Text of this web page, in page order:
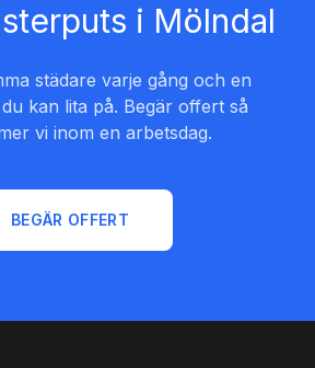
i Mölndal
städare varje gång och en
kan lita på. Begär offert så
vi inom en arbetsdag.
BEGÄR OFFERT